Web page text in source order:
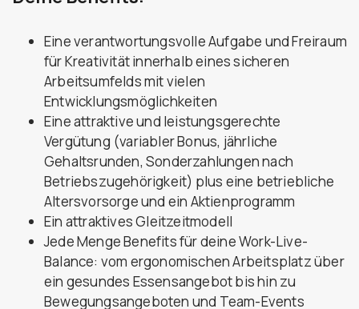
Eine verantwortungsvolle Aufgabe und Freiraum
für Kreativität innerhalb eines sicheren
Arbeitsumfelds mit vielen
Entwicklungsmöglichkeiten
Eine attraktive und leistungsgerechte
Vergütung (variabler Bonus, jährliche
Gehaltsrunden, Sonderzahlungen nach
Betriebszugehörigkeit) plus eine betriebliche
Altersvorsorge und ein Aktienprogramm
Ein attraktives Gleitzeitmodell
Jede Menge Benefits für deine Work-Live-
Balance: vom ergonomischen Arbeitsplatz über
ein gesundes Essensangebot bis hin zu
Bewegungsangeboten und Team-Events